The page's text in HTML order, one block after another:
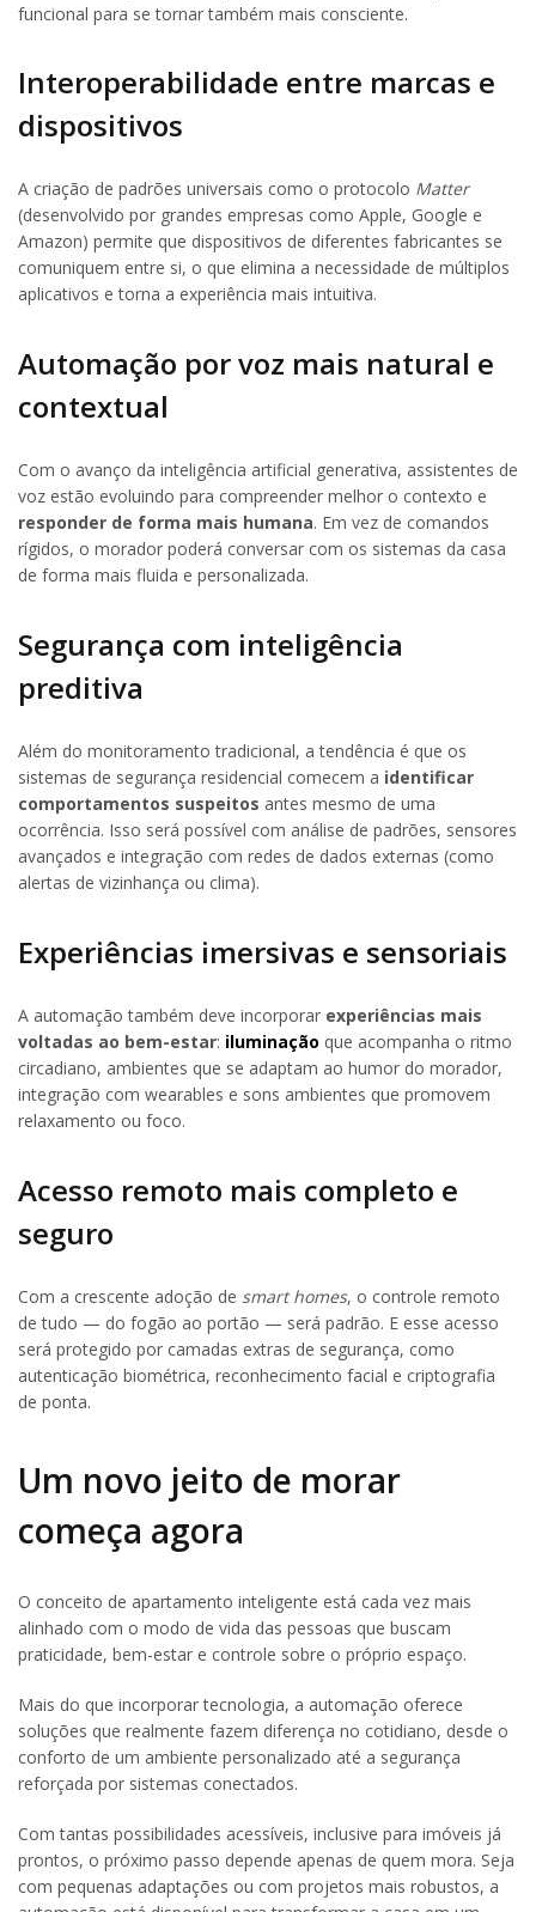
funcional para se tornar também mais consciente.
Interoperabilidade entre marcas e
dispositivos
A criação de padrões universais como o protocolo Matter
(desenvolvido por grandes empresas como Apple, Google e
Amazon) permite que dispositivos de diferentes fabricantes se
comuniquem entre si, o que elimina a necessidade de múltiplos
aplicativos e torna a experiência mais intuitiva.
Automação por voz mais natural e
contextual
Com o avanço da inteligência artificial generativa, assistentes de
voz estão evoluindo para compreender melhor o contexto e
responder de forma mais humana. Em vez de comandos
rígidos, o morador poderá conversar com os sistemas da casa
de forma mais fluida e personalizada.
Segurança com inteligência
preditiva
Além do monitoramento tradicional, a tendência é que os
sistemas de segurança residencial comecem a identificar
comportamentos suspeitos antes mesmo de uma
ocorrência. Isso será possível com análise de padrões, sensores
avançados e integração com redes de dados externas (como
alertas de vizinhança ou clima).
Experiências imersivas e sensoriais
A automação também deve incorporar experiências mais
voltadas ao bem-estar: iluminação que acompanha o ritmo
circadiano, ambientes que se adaptam ao humor do morador,
integração com wearables e sons ambientes que promovem
relaxamento ou foco.
Acesso remoto mais completo e
seguro
Com a crescente adoção de smart homes, o controle remoto
de tudo — do fogão ao portão — será padrão. E esse acesso
será protegido por camadas extras de segurança, como
autenticação biométrica, reconhecimento facial e criptografia
de ponta.
Um novo jeito de morar
começa agora
O conceito de apartamento inteligente está cada vez mais
alinhado com o modo de vida das pessoas que buscam
praticidade, bem-estar e controle sobre o próprio espaço.
Mais do que incorporar tecnologia, a automação oferece
soluções que realmente fazem diferença no cotidiano, desde o
conforto de um ambiente personalizado até a segurança
reforçada por sistemas conectados.
Com tantas possibilidades acessíveis, inclusive para imóveis já
prontos, o próximo passo depende apenas de quem mora. Seja
com pequenas adaptações ou com projetos mais robustos, a